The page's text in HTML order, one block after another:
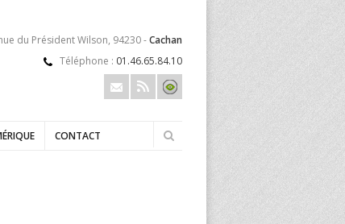
du Président Wilson, 94230 -Cachan
Téléphone : 01.46.65.84.10
CONTACT